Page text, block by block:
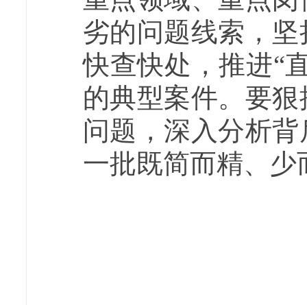
劣的问题线索，
快查快处，推进“
的典型案件。要
问题，深入分析
一批既简而精、